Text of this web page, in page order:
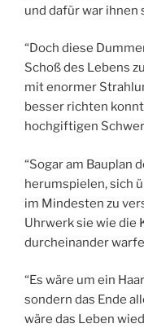
und dafür war
“Doch diese
Schoß des Lebens
mit enormer
besser richten
hochgiftigen
“Sogar am Bauplan
herumspielen, sich
im Mindesten zu
Uhrwerk sie wie die
durcheinander
“Es wäre um ein
sondern das Ende
wäre das Leben